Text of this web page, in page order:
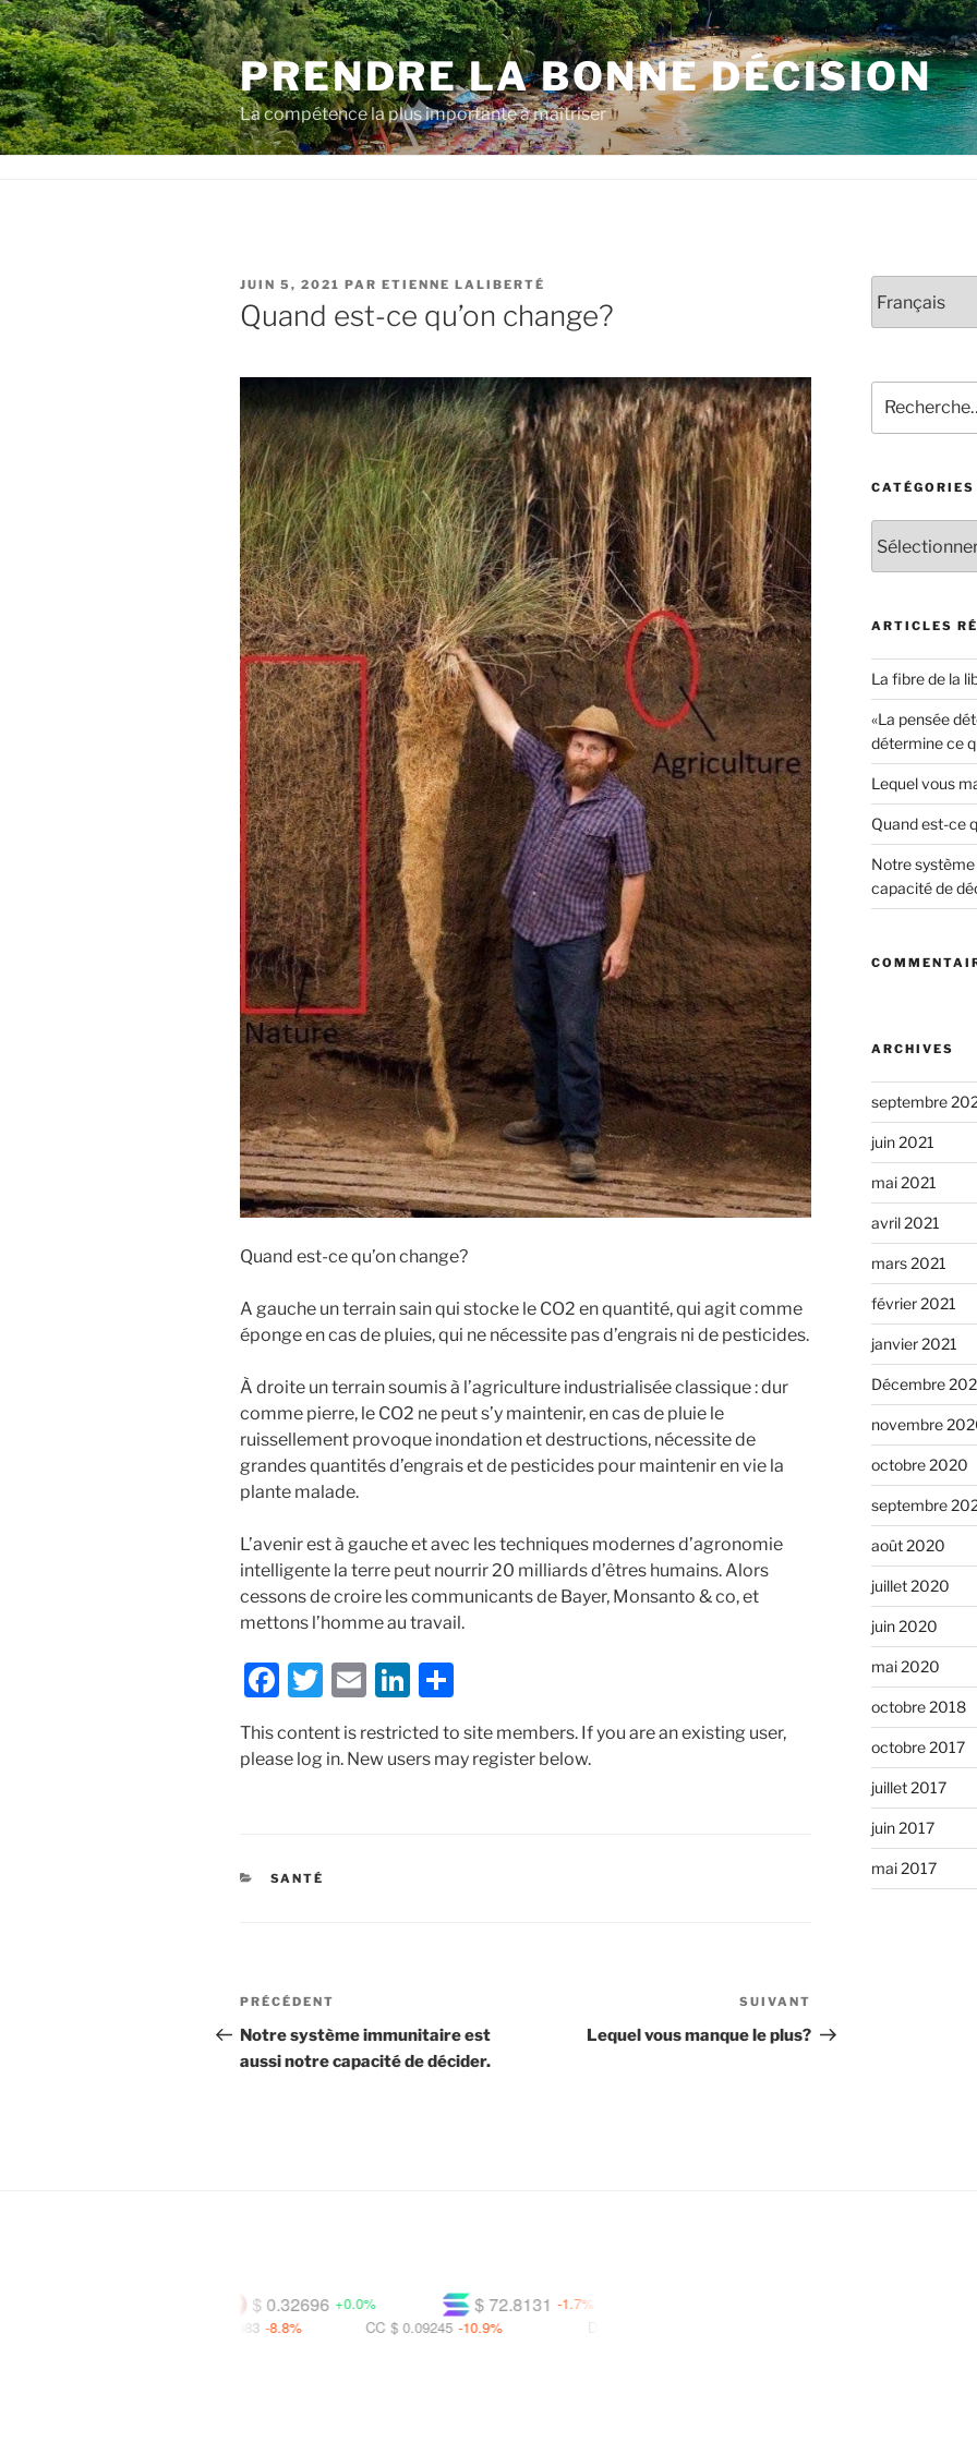
Aller
au
contenu
PRENDRE LA BONNE DÉCISION
La compétence la plus importante à maîtriser
PUBLIÉ
LE
JUIN 5, 2021 PAR ETIENNE LALIBERTÉ
Quand est-ce qu’on change?
Quand est-ce qu’on change?
A gauche un terrain sain qui stocke le CO2 en quantité, qui agit comme
éponge en cas de pluies, qui ne nécessite pas d’engrais ni de pesticides.
À droite un terrain soumis à l’agriculture industrialisée classique : dur
comme pierre, le CO2 ne peut s’y maintenir, en cas de pluie le
ruissellement provoque inondation et destructions, nécessite de
grandes quantités d’engrais et de pesticides pour maintenir en vie la
plante malade.
L’avenir est à gauche et avec les techniques modernes d’agronomie
intelligente la terre peut nourrir 20 milliards d’êtres humains. Alors
cessons de croire les communicants de Bayer, Monsanto & co, et
mettons l’homme au travail.
F
c
o
T
w
itt
E
m
ai
Li
n
k
h
ar
This content is restricted to site members. If you are an existing user,
please log in. New users may register below.
CATÉGORIES
SANTÉ
Navigation
de
l'article
Article
précédent
PRÉCÉDENT
Notre système immunitaire est
aussi notre capacité de décider.
suivant
SUIVANT
Lequel vous manque le plus?
une
langue
CATÉGORIES
ARTICLES
La fibre de la
«La pensée
détermine ce
Lequel vous
Quand est-ce
Notre
capacité de
ARCHIVES
septembre
juin 2021
mai 2021
avril 2021
mars 2021
février 2021
janvier 2021
Décembre
novembre
octobre 2020
septembre
août 2020
juillet 2020
juin 2020
mai 2020
octobre 2018
octobre 2017
juillet 2017
juin 2017
mai 2017
$ 72.8131 -1.7%
$ 0.32696 +0.0%
CC $ 0.09245 -10.9%